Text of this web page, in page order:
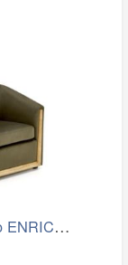
Klubové křeslo ENRICO Halmar